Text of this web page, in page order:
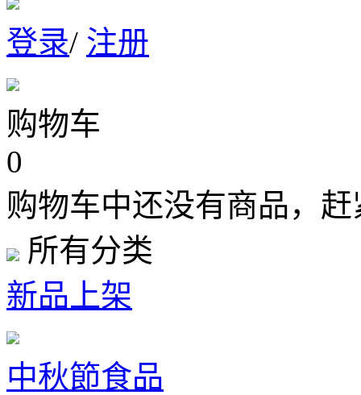
登录/ 注册
购物车
0
购物车中还没有商品，
所有分类
新品上架
中秋節食品